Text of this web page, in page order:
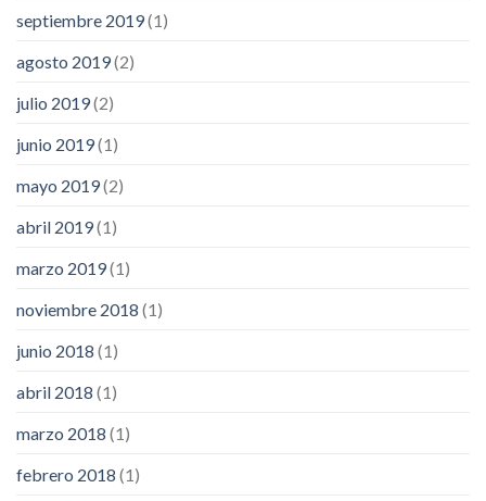
septiembre 2019(1)
agosto 2019(2)
julio 2019(2)
junio 2019(1)
mayo 2019(2)
abril 2019(1)
marzo 2019(1)
noviembre 2018 (1)
junio 2018 (1)
abril 2018 (1)
marzo 2018 (1)
febrero 2018 (1)